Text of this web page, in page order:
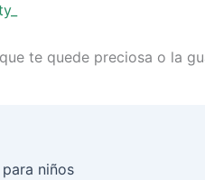
te quede preciosa o la
niños